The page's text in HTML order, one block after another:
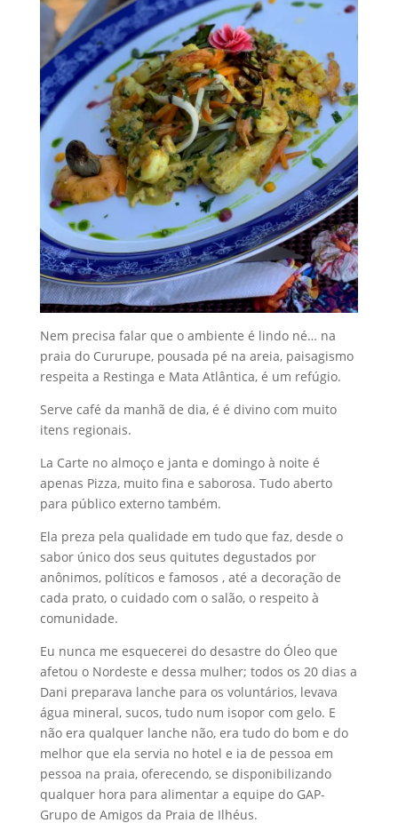
Nem precisa falar que o ambiente é lindo né… na
praia do Cururupe, pousada pé na areia, paisagismo
respeita a Restinga e Mata Atlântica, é um refúgio.
Serve café da manhã de dia, é é divino com muito
itens regionais.
La Carte no almoço e janta e domingo à noite é
apenas Pizza, muito fina e saborosa. Tudo aberto
para público externo também.
Ela preza pela qualidade em tudo que faz, desde o
sabor único dos seus quitutes degustados por
anônimos, políticos e famosos , até a decoração de
cada prato, o cuidado com o salão, o respeito à
comunidade.
Eu nunca me esquecerei do desastre do Óleo que
afetou o Nordeste e dessa mulher; todos os 20 dias a
Dani preparava lanche para os voluntários, levava
água mineral, sucos, tudo num isopor com gelo. E
não era qualquer lanche não, era tudo do bom e do
melhor que ela servia no hotel e ia de pessoa em
pessoa na praia, oferecendo, se disponibilizando
qualquer hora para alimentar a equipe do GAP-
Grupo de Amigos da Praia de Ilhéus.